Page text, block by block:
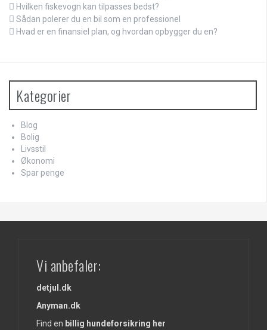
Hvilken fiskevogn kan tilpasses bedst?
Sådan polerer du en bil som en professionel
Hvad er en finansiel plan, og hvordan opbygger du en?
Kategorier
Blog
Bolig
Livsstil
Økonomi
Spar penge
Vi anbefaler:
detjul.dk
Anyman.dk
Find en billig hundeforsikring her